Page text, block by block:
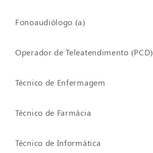
Fonoaudiólogo (a)
Operador de Teleatendimento (PCD)
Técnico de Enfermagem
Técnico de Farmácia
Técnico de Informática